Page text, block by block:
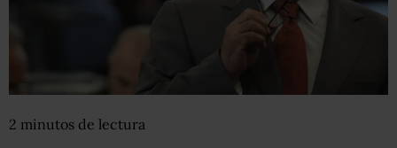
2 minutos de lectura